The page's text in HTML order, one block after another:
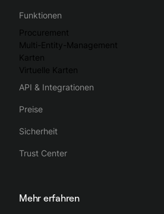
Funktionen
Procurement
Multi-Entity-Management
Karten
Virtuelle Karten
API & Integrationen
Preise
Sicherheit
Trust Center
Mehr erfahren